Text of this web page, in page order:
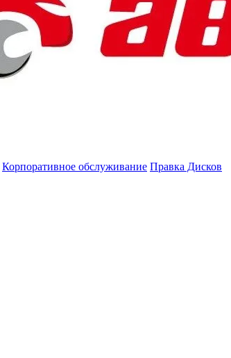
Корпоративное обслуживание Правка Дисков